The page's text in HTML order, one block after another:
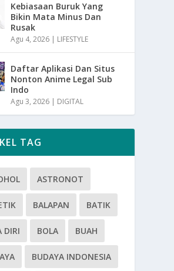
Kebiasaan Buruk Yang
Bikin Mata Minus Dan
Rusak
Agu 4, 2026 | LIFESTYLE
Daftar Aplikasi Dan Situs
Nonton Anime Legal Sub
Indo
Agu 3, 2026 | DIGITAL
TAG
ASTRONOT
BALAPAN BATIK
DIRI BOLA BUAH
BUDAYA INDONESIA